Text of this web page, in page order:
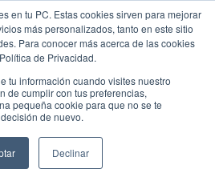
en tu PC. Estas cookies sirven para mejorar
más personalizados, tanto en este sitio
Para conocer más acerca de las cookies
de Privacidad.
tu información cuando visites nuestro
de cumplir con tus preferencias,
pequeña cookie para que no se te
de nuevo.
Declinar
Origen Tierralta